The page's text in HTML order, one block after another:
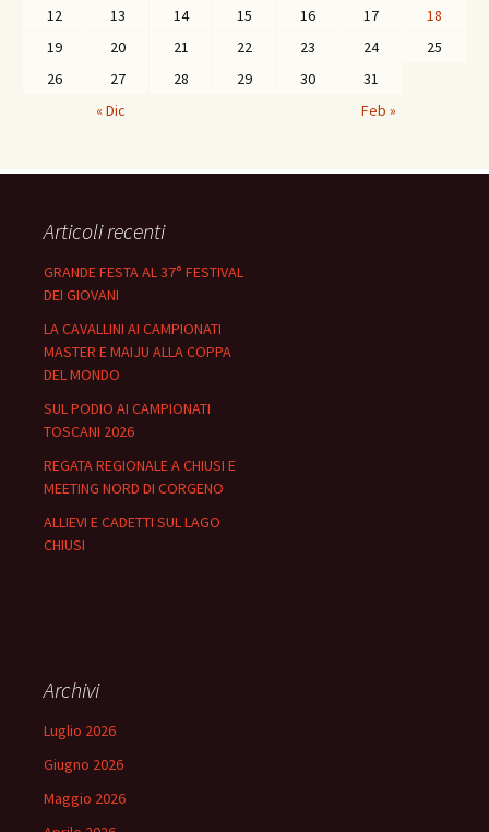
12
13 14 15 16 17
18
19
20 21 22 23 24
25
26
27 28 29 30
31
« Dic
Feb »
Articoli recenti
GRANDE FESTA AL 37° FESTIVAL
DEI GIOVANI
LA CAVALLINI AI CAMPIONATI
MASTER E MAIJU ALLA COPPA
DEL MONDO
SUL PODIO AI CAMPIONATI
TOSCANI 2026
REGATA REGIONALE A CHIUSI E
MEETING NORD DI CORGENO
ALLIEVI E CADETTI SUL LAGO
CHIUSI
Archivi
Luglio 2026
Giugno 2026
Maggio 2026